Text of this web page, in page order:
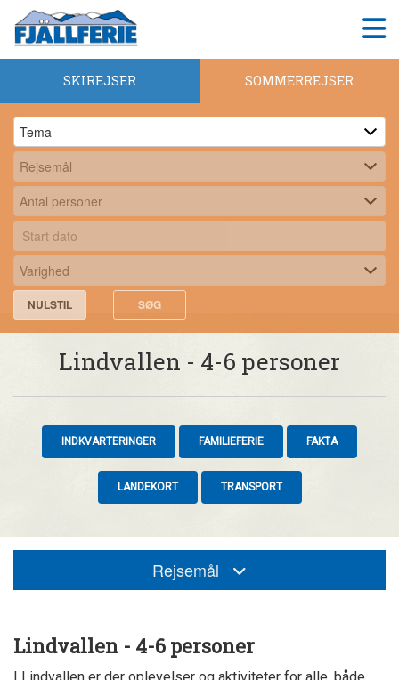
SKIREJSER SOMMERREJSER
NULSTIL SØG
Lindvallen - 4-6 personer
INDKVARTERINGER FAMILIEFERIE FAKTA
LANDEKORT TRANSPORT
Rejsemål
Lindvallen - 4-6 personer